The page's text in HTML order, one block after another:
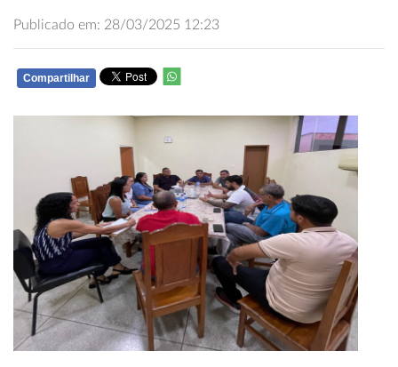
Publicado em: 28/03/2025 12:23
Compartilhar